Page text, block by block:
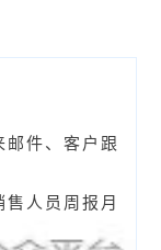
邮件、客户跟
人员周报月